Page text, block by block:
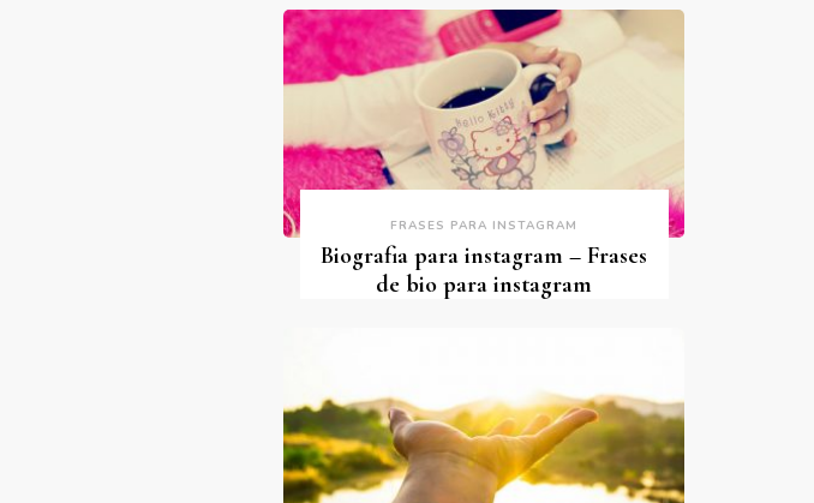
FRASES PARA INSTAGRAM
Biografia para instagram – Frases
de bio para instagram